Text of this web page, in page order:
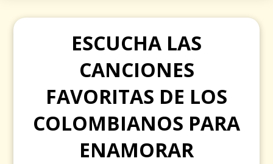
ESCUCHA LAS
CANCIONES
FAVORITAS DE LOS
COLOMBIANOS PARA
ENAMORAR